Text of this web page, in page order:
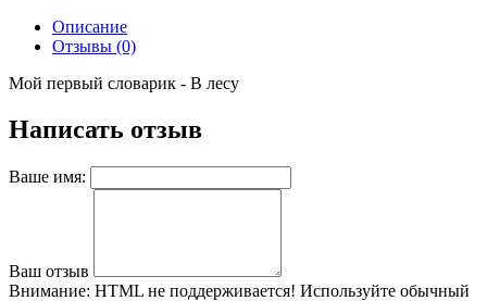
Описание
Отзывы (0)
Мой первый словарик - В лесу
Написать отзыв
Ваше имя:
Ваш отзыв
Внимание: HTML не поддерживается! Используйте обычный